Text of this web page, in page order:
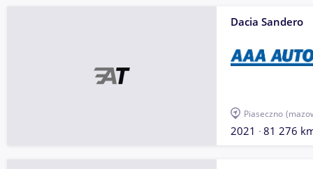
Dacia Sandero
Piaseczno
2021 81 276